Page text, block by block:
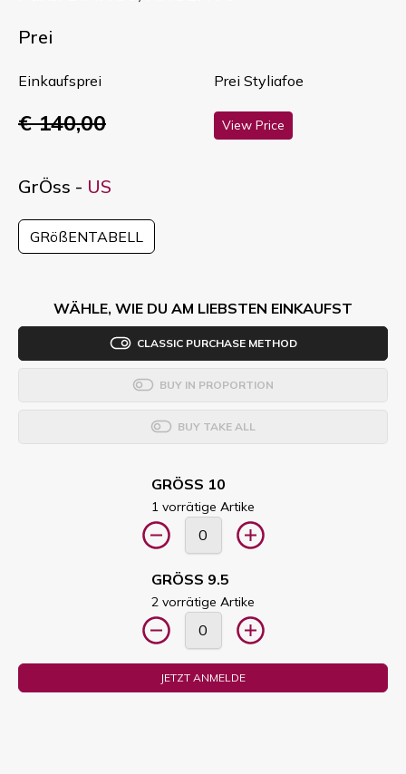
Prei
Einkaufsprei
€ 140,00
Prei Styliafoe
View Price
GrÖss - US
GRößENTABELL
WÄHLE, WIE DU AM LIEBSTEN EINKAUFST
CLASSIC PURCHASE METHOD
BUY IN PROPORTION
BUY TAKE ALL
GRÖSS 10
1 vorrätige Artike
GRÖSS 9.5
2 vorrätige Artike
JETZT ANMELDE